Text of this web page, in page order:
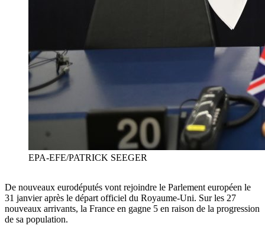
EPA-EFE/PATRICK SEEGER
De nouveaux eurodéputés vont rejoindre le Parlement européen le
31 janvier après le départ officiel du Royaume-Uni. Sur les 27
nouveaux arrivants, la France en gagne 5 en raison de la progression
de sa population.